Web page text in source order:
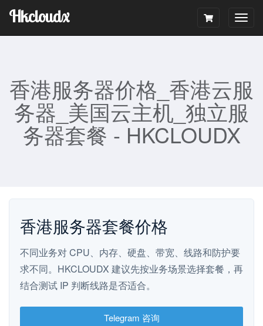
Hkcloudx
香港服务器价格_香港云服
务器_美国云主机_独立服
务器套餐 - HKCLOUDX
香港服务器套餐价格
不同业务对 CPU、内存、硬盘、带宽、线路和防护要
求不同。HKCLOUDX 建议先按业务场景选择套餐，再
结合测试 IP 判断线路是否适合。
Telegram 咨询